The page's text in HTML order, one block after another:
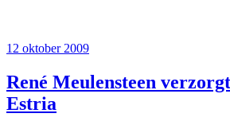
12 oktober 2009
René Meulensteen
Estria